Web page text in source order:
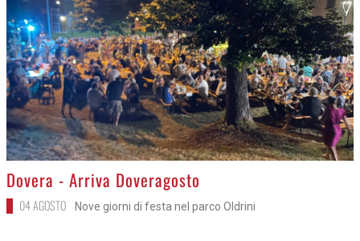
>
Dovera - Arriva Doveragosto
04 AGOSTO Nove giorni di festa nel parco Oldrini